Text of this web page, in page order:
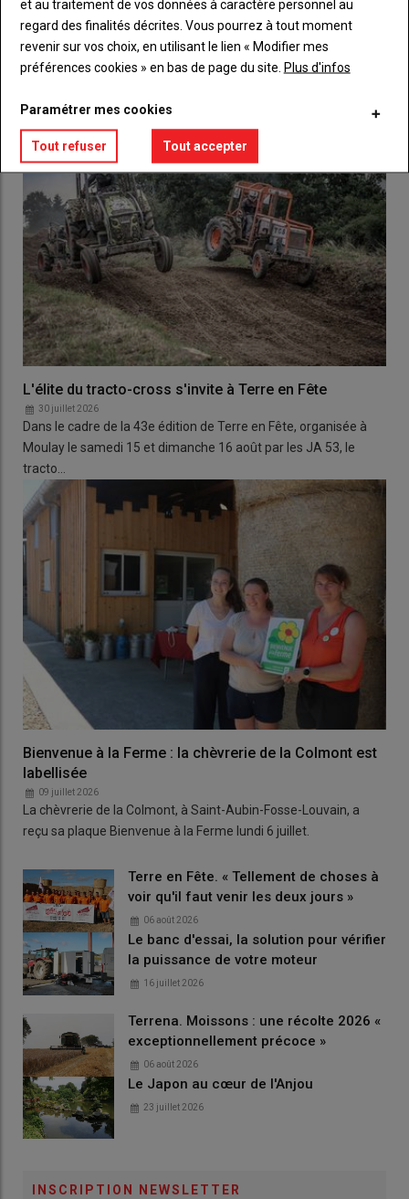
LES PLUS LUS
L'élite du tracto-cross s'invite à Terre en Fête
30 juillet 2026
Dans le cadre de la 43e édition de Terre en Fête, organisée à
Moulay le samedi 15 et dimanche 16 août par les JA 53, le
tracto…
Bienvenue à la Ferme : la chèvrerie de la Colmont est
labellisée
09 juillet 2026
La chèvrerie de la Colmont, à Saint-Aubin-Fosse-Louvain, a
reçu sa plaque Bienvenue à la Ferme lundi 6 juillet.
Terre en Fête. « Tellement de choses à
voir qu'il faut venir les deux jours »
06 août 2026
Le banc d'essai, la solution pour vérifier
la puissance de votre moteur
16 juillet 2026
Terrena. Moissons : une récolte 2026 «
exceptionnellement précoce »
06 août 2026
Le Japon au cœur de l'Anjou
23 juillet 2026
INSCRIPTION NEWSLETTER
et au traitement de vos données à caractère personnel au
regard des finalités décrites. Vous pourrez à tout moment
revenir sur vos choix, en utilisant le lien « Modifier mes
préférences cookies » en bas de page du site. Plus d'infos
Paramétrer mes cookies
Tout refuser Tout accepter